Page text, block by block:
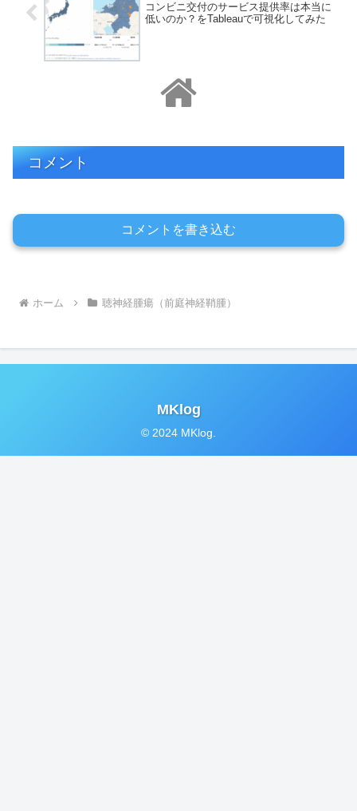
コンビニ交付のサービス提供率は本当に
低いのか？をTableauで可視化してみた
コメント
コメントを書き込む
ホーム 聴神経腫瘍（前庭神経鞘腫）
MKlog
© 2024 MKlog.